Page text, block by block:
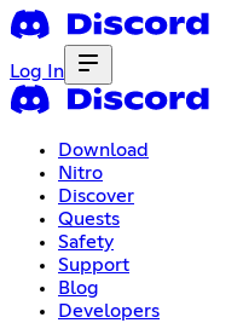
Log In
Download
Nitro
Discover
Quests
Safety
Support
Blog
Developers